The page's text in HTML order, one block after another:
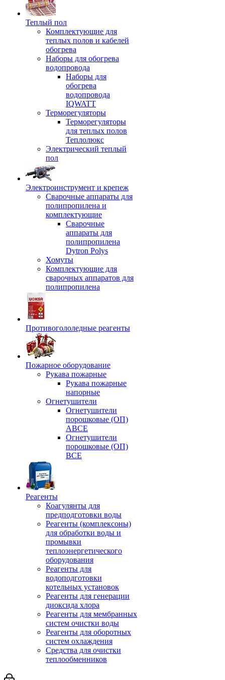
Теплый пол
Комплектующие для
теплых полов и кабелей
обогрева
Наборы для обогрева
водопровода
Наборы для
обогрева
водопровода
IQWATT
Терморегуляторы
Терморегуляторы
для теплых полов
Теплолюкс
Электрический теплый
пол
Электроинструмент и крепеж
Сварочные аппараты для
полипропилена и
комплектующие
Сварочные
аппараты для
полипропилена
Dytron Polys
Хомуты
Комплектующие для
сварочных аппаратов для
полипропилена
Противогололедные реагенты
Пожарное оборудование
Рукава пожарные
Рукава пожарные
напорные
Огнетушители
Огнетушители
порошковые (ОП)
АВСЕ
Огнетушители
порошковые (ОП)
ВСЕ
Реагенты
Коагулянты для
предподготовки воды
Реагенты (комплексоны)
для обработки воды и
промывки
теплоэнергетического
оборудования
Реагенты для
водоподготовки
котельных установок
Реагенты для генерации
диоксида хлора
Реагенты для мембранных
систем очистки воды
Реагенты для оборотных
систем охлаждения
Средства для очистки
теплообменников